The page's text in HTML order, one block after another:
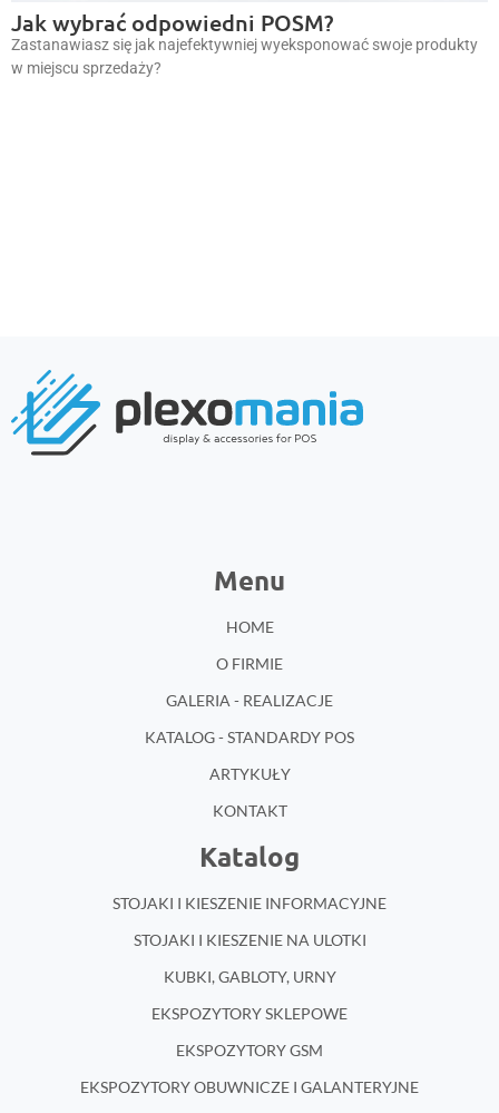
Jak wybrać odpowiedni POSM?
Zastanawiasz się jak najefektywniej wyeksponować swoje produkty
w miejscu sprzedaży?
Menu
HOME
O FIRMIE
GALERIA - REALIZACJE
KATALOG - STANDARDY POS
ARTYKUŁY
KONTAKT
Katalog
STOJAKI I KIESZENIE INFORMACYJNE
STOJAKI I KIESZENIE NA ULOTKI
KUBKI, GABLOTY, URNY
EKSPOZYTORY SKLEPOWE
EKSPOZYTORY GSM
EKSPOZYTORY OBUWNICZE I GALANTERYJNE